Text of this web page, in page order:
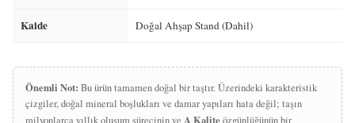
Kaide Doğal Ahşap Stand (Dahil)
Önemli Not: Bu ürün tamamen doğal bir taştır. Üzerindeki karakteristik
çizgiler, doğal mineral boşlukları ve damar yapıları hata değil; taşın
milyonlarca yıllık oluşum sürecinin ve A Kaliteözgünlüğünün bir